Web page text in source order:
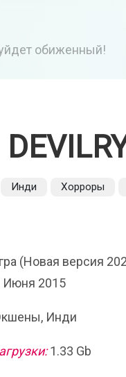
обиженный!
Инди Хорроры
(Новая версия
2015
Инди
1.33 Gb